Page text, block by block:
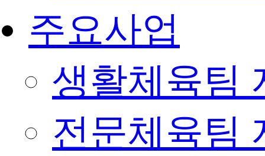
주요사업
생활체육팀
전문체육팀